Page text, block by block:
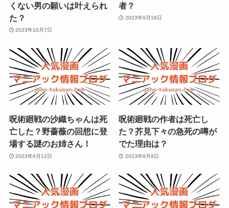
くない男の願いは叶えられ
た？
2023年10月7日
者？
2023年9月16日
呪術廻戦の沙織ちゃんは死
亡した？野薔薇の回想に登
場する謎のお姉さん！
2023年9月12日
呪術廻戦の作者は死亡し
た？芥見下々の急死の噂が
でた理由は？
2023年8月9日